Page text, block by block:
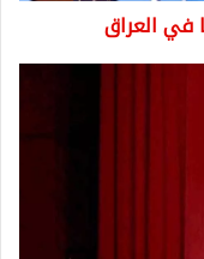
في العراق